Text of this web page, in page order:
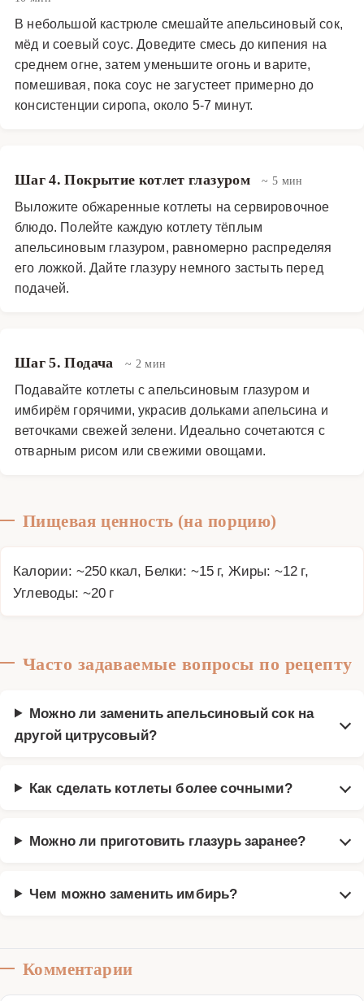
В небольшой кастрюле смешайте апельсиновый сок,
мёд и соевый соус. Доведите смесь до кипения на
среднем огне, затем уменьшите огонь и варите,
помешивая, пока соус не загустеет примерно до
консистенции сиропа, около 5-7 минут.
Шаг 4. Покрытие котлет глазуром ~ 5 мин
Выложите обжаренные котлеты на сервировочное
блюдо. Полейте каждую котлету тёплым
апельсиновым глазуром, равномерно распределяя
его ложкой. Дайте глазуру немного застыть перед
подачей.
Шаг 5. Подача ~ 2 мин
Подавайте котлеты с апельсиновым глазуром и
имбирём горячими, украсив дольками апельсина и
веточками свежей зелени. Идеально сочетаются с
отварным рисом или свежими овощами.
Пищевая ценность (на порцию)
Калории: ~250 ккал, Белки: ~15 г, Жиры: ~12 г,
Углеводы: ~20 г
Часто задаваемые вопросы по рецепту
Можно ли заменить апельсиновый сок на
другой цитрусовый?
Как сделать котлеты более сочными?
Можно ли приготовить глазурь заранее?
Чем можно заменить имбирь?
Комментарии